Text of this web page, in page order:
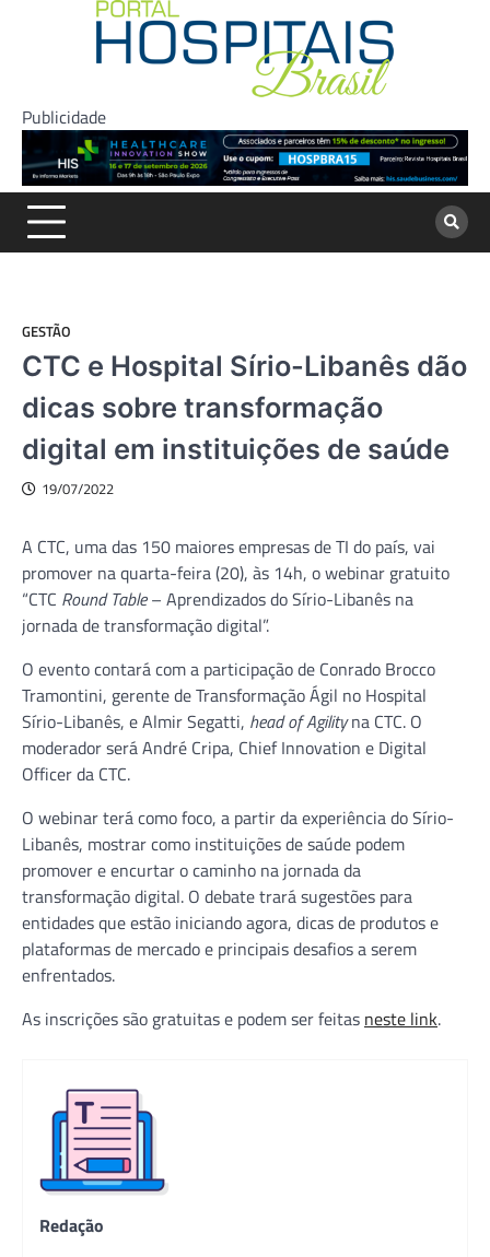
Publicidade
GESTÃO
CTC e Hospital Sírio-Libanês dão
dicas sobre transformação
digital em instituições de saúde
19/07/2022
A CTC, uma das 150 maiores empresas de TI do país, vai
promover na quarta-feira (20), às 14h, o webinar gratuito
“CTC Round Table– Aprendizados do Sírio-Libanês na
jornada de transformação digital”.
O evento contará com a participação de Conrado Brocco
Tramontini, gerente de Transformação Ágil no Hospital
Sírio-Libanês, e Almir Segatti, head of Agilityna CTC. O
moderador será André Cripa, Chief Innovation e Digital
Officer da CTC.
O webinar terá como foco, a partir da experiência do Sírio-
Libanês, mostrar como instituições de saúde podem
promover e encurtar o caminho na jornada da
transformação digital. O debate trará sugestões para
entidades que estão iniciando agora, dicas de produtos e
plataformas de mercado e principais desafios a serem
enfrentados.
As inscrições são gratuitas e podem ser feitas neste link.
Redação